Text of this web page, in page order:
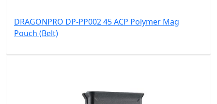
DRAGONPRO DP-PP002 45 ACP Polymer Mag
Pouch (Belt)